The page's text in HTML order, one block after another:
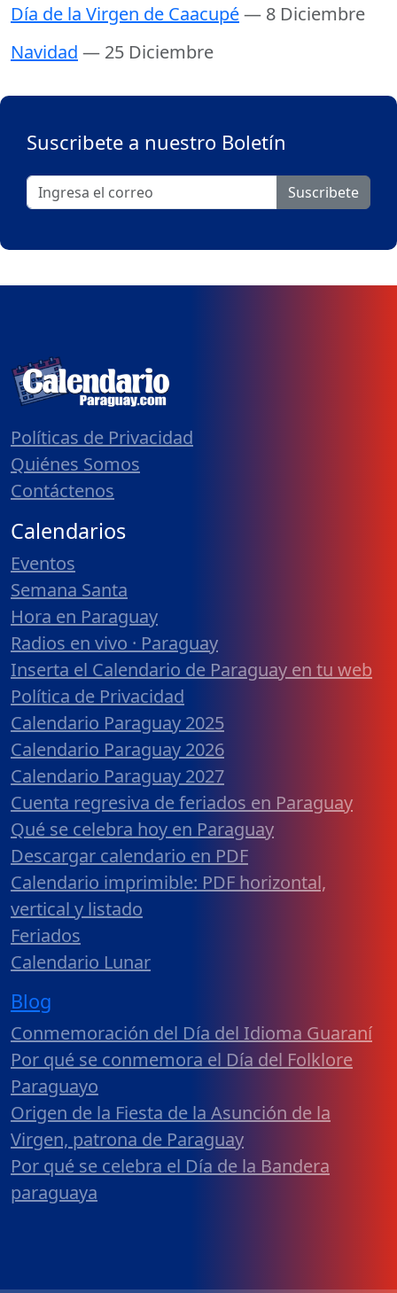
Día de la Virgen de Caacupé— 8 Diciembre
Navidad — 25 Diciembre
Suscribete a nuestro Boletín
Suscribete
Políticas de Privacidad
Quiénes Somos
Contáctenos
Calendarios
Eventos
Semana Santa
Hora en Paraguay
Radios en vivo · Paraguay
Inserta el Calendario de Paraguay en tu web
Política de Privacidad
Calendario Paraguay 2025
Calendario Paraguay 2026
Calendario Paraguay 2027
Cuenta regresiva de feriados en Paraguay
Qué se celebra hoy en Paraguay
Descargar calendario en PDF
Calendario imprimible: PDF horizontal,
vertical y listado
Feriados
Calendario Lunar
Blog
Conmemoración del Día del Idioma Guaraní
Por qué se conmemora el Día del Folklore
Paraguayo
Origen de la Fiesta de la Asunción de la
Virgen, patrona de Paraguay
Por qué se celebra el Día de la Bandera
paraguaya